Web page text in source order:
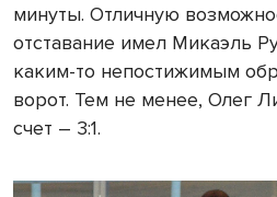
минуты. Отличную
отставание имел Микаэль
каким-то непостижимым
ворот. Тем не менее, Олег
счет – 3:1.